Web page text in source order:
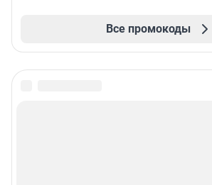
Все промокоды